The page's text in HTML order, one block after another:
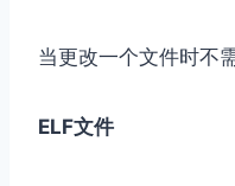
当更改一个文件时不
ELF文件